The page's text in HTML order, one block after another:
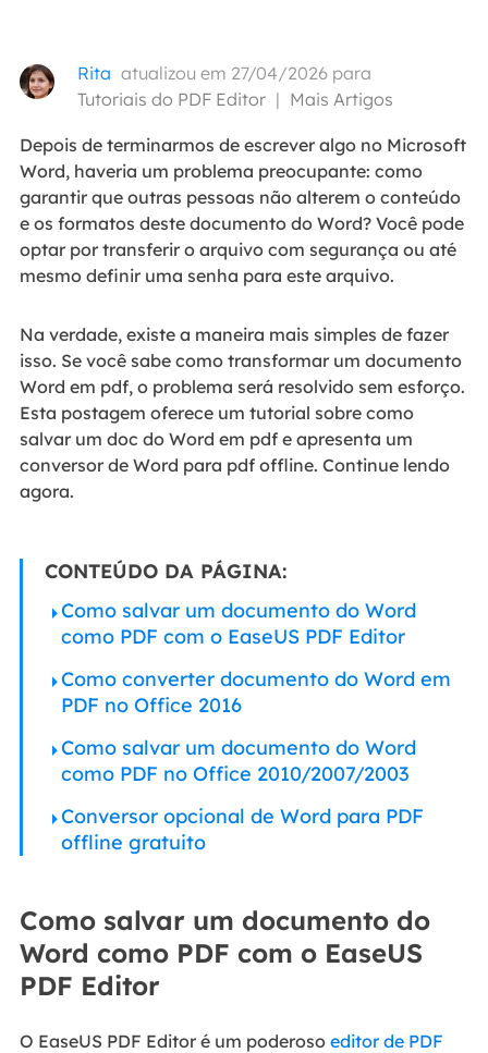
Rita atualizou em 27/04/2026 para
Tutoriais do PDF Editor | Mais Artigos
Depois de terminarmos de escrever algo no Microsoft
Word, haveria um problema preocupante: como
garantir que outras pessoas não alterem o conteúdo
e os formatos deste documento do Word? Você pode
optar por transferir o arquivo com segurança ou até
mesmo definir uma senha para este arquivo.
Na verdade, existe a maneira mais simples de fazer
isso. Se você sabe como transformar um documento
Word em pdf, o problema será resolvido sem esforço.
Esta postagem oferece um tutorial sobre como
salvar um doc do Word em pdf e apresenta um
conversor de Word para pdf offline. Continue lendo
agora.
CONTEÚDO DA PÁGINA:
Como salvar um documento do Word
como PDF com o EaseUS PDF Editor
Como converter documento do Word em
PDF no Office 2016
Como salvar um documento do Word
como PDF no Office 2010/2007/2003
Conversor opcional de Word para PDF
offline gratuito
Como salvar um documento do
Word como PDF com o EaseUS
PDF Editor
O EaseUS PDF Editor é um poderoso editor de PDF